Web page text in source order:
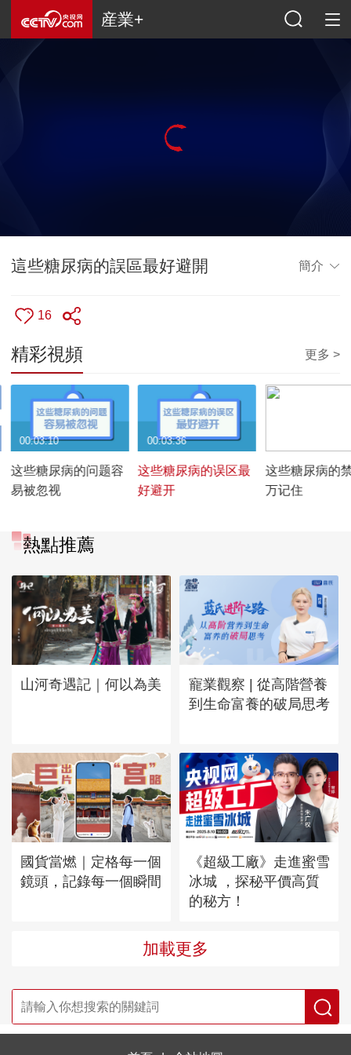
産業+
這些糖尿病的誤區最好避開 簡介
16
精彩視頻 更多 >
这些糖尿病的问题容
易被忽视
00:03:10
这些糖尿病的误区最
好避开
00:03:36
这些糖尿病的
万记住
熱點推薦
山河奇遇記｜何以為美
寵業觀察 | 從高階營養
到生命富養的破局思考
國貨當燃｜定格每一個
鏡頭，記錄每一個瞬間
《超級工廠》走進蜜雪
冰城 ，探秘平價高質
的秘方！
加載更多